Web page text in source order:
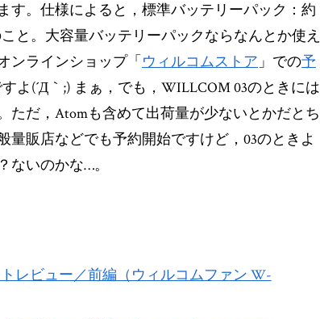
す。仕様によると，標準バッテリーパック：約
と。大容量バッテリーパックならなんとか使え
ンラインショップ「 ウィルコムストア 」での予
よ(´Д｀;) まぁ，でも，WILLCOM 03のときには
だ，Atomも含めて出荷量が少ないとかだとち
販店などでも予約開始ですけど，03のときよ
ないのかな…。
レビュー／前編（ウィルコムファン W-